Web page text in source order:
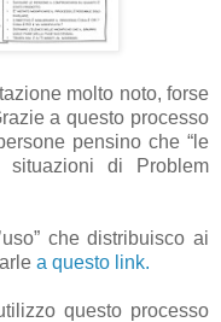
molto noto, forse
a questo processo
pensino che “le
di Problem
che distribuisco ai
a questo link.
questo processo